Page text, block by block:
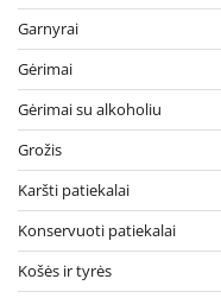
Garnyrai
Gėrimai
Gėrimai su alkoholiu
Grožis
Karšti patiekalai
Konservuoti patiekalai
Košės ir tyrės